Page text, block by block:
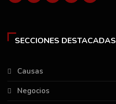
SECCIONES DESTACADAS
Causas
Negocios